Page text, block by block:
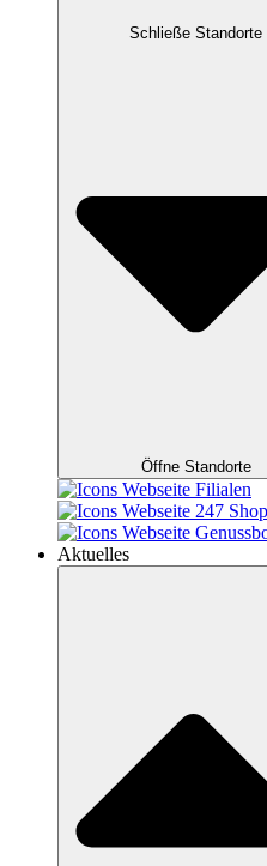
Schließe Standorte
Öffne Standorte
Aktuelles